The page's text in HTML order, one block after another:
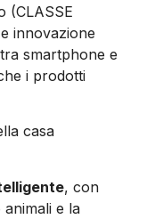
(CLASSE
innovazione
smartphone e
i prodotti
casa
, con
e la